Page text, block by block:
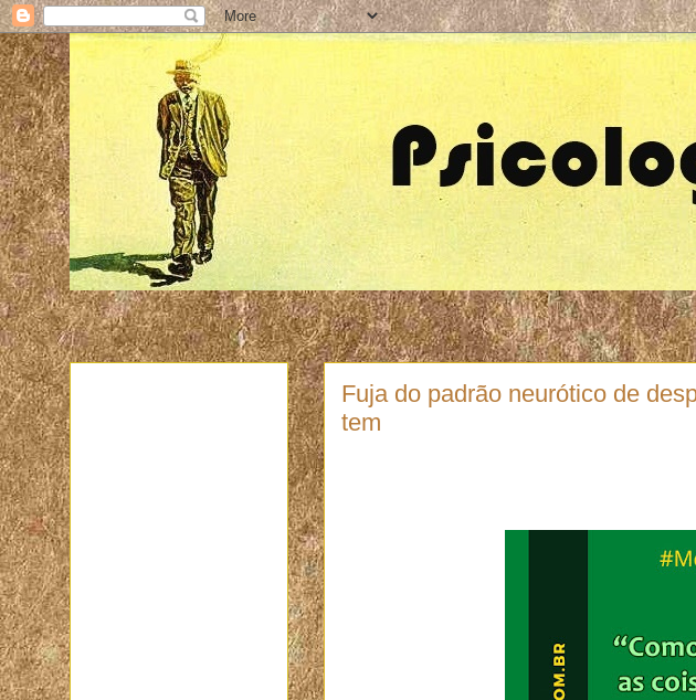
Fuja do padrão neurótico de
tem